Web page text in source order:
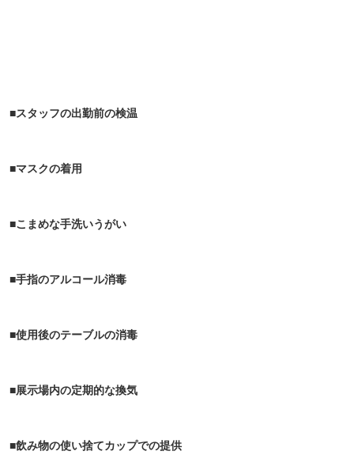
■スタッフの出勤前の検温
■マスクの着用
■こまめな手洗いうがい
■手指のアルコール消毒
■使用後のテーブルの消毒
■展示場内の定期的な換気
■飲み物の使い捨てカップでの提供